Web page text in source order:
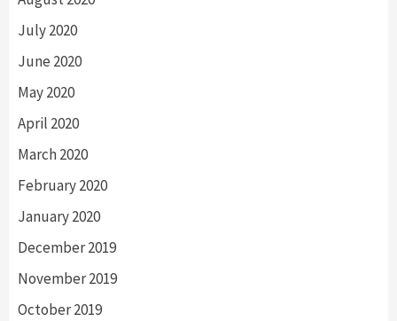
July 2020
June 2020
May 2020
April 2020
March 2020
February 2020
January 2020
December 2019
November 2019
October 2019